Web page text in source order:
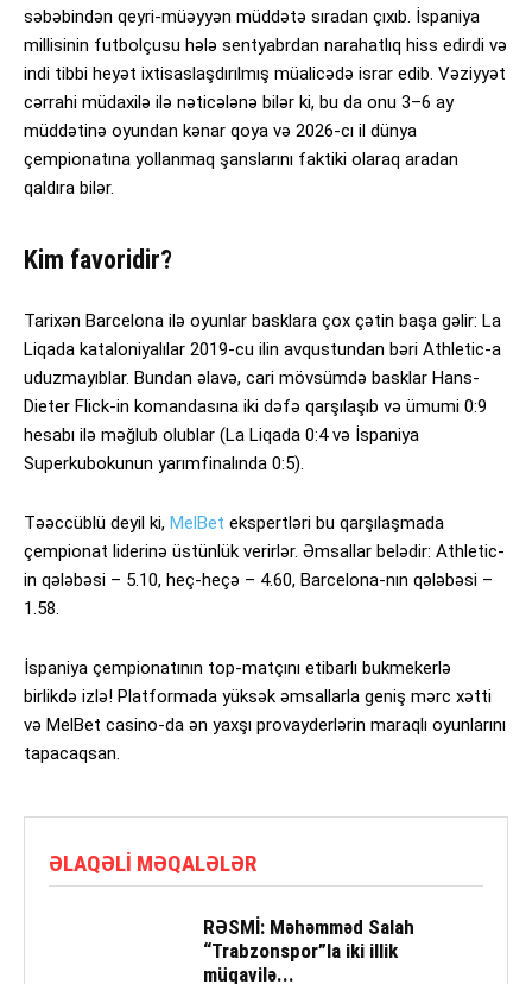
səbəbindən qeyri-müəyyən müddətə sıradan çıxıb. İspaniya
millisinin futbolçusu hələ sentyabrdan narahatlıq hiss edirdi və
indi tibbi heyət ixtisaslaşdırılmış müalicədə israr edib. Vəziyyət
cərrahi müdaxilə ilə nəticələnə bilər ki, bu da onu 3–6 ay
müddətinə oyundan kənar qoya və 2026-cı il dünya
çempionatına yollanmaq şanslarını faktiki olaraq aradan
qaldıra bilər.
Kim favoridir?
Tarixən Barcelona ilə oyunlar basklara çox çətin başa gəlir: La
Liqada kataloniyalılar 2019-cu ilin avqustundan bəri Athletic-a
uduzmayıblar. Bundan əlavə, cari mövsümdə basklar Hans-
Dieter Flick-in komandasına iki dəfə qarşılaşıb və ümumi 0:9
hesabı ilə məğlub olublar (La Liqada 0:4 və İspaniya
Superkubokunun yarımfinalında 0:5).
Təəccüblü deyil ki, MelBet ekspertləri bu qarşılaşmada
çempionat liderinə üstünlük verirlər. Əmsallar belədir: Athletic-
in qələbəsi – 5.10, heç-heçə – 4.60, Barcelona-nın qələbəsi –
1.58.
İspaniya çempionatının top-matçını etibarlı bukmekerlə
birlikdə izlə! Platformada yüksək əmsallarla geniş mərc xətti
və MelBet сasino-da ən yaxşı provayderlərin maraqlı oyunlarını
tapacaqsan.
ƏLAQƏLI MƏQALƏLƏR
RƏSMİ: Məhəmməd Salah
“Trabzonspor”la iki illik
müqavilə...